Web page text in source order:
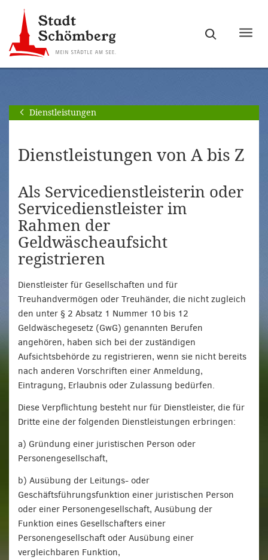
Hauptnavigation
springen
[Alt]+
Seiteninhalt
springen
[Alt]+
Dienstleistungen
Dienstleistungen von A bis Z
Als Servicedienstleisterin oder
Servicedienstleister im
Rahmen der
Geldwäscheaufsicht
registrieren
Dienstleister für Gesellschaften und für
Treuhandvermögen oder Treuhänder, die nicht zugleich
den unter § 2 Absatz 1 Nummer 10 bis 12
Geldwäschegesetz (GwG) genannten Berufen
angehören, haben sich bei der zuständigen
Aufsichtsbehörde zu registrieren, wenn sie nicht bereits
nach anderen Vorschriften einer Anmeldung,
Eintragung, Erlaubnis oder Zulassung bedürfen.
Diese Verpflichtung besteht nur für Dienstleister, die für
Dritte eine der folgenden Dienstleistungen erbringen:
a) Gründung einer juristischen Person oder
Personengesellschaft,
b) Ausübung der Leitungs- oder
Geschäftsführungsfunktion einer juristischen Person
oder einer Personengesellschaft, Ausübung der
Funktion eines Gesellschafters einer
Personengesellschaft oder Ausübung einer
vergleichbaren Funktion,